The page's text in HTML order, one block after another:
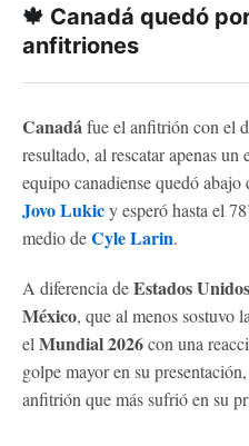
🍁 Canadá quedó
anfitriones
Canadáfue el anfitrión con el
resultado, al rescatar apenas un
equipo canadiense quedó
Jovo Lukicy esperó hasta el
medio deCyle Larin.
A diferencia deEstados Unidos
México, que al menos sostuvo
elMundial 2026con una
golpe mayor en su
anfitrión que más sufrió en su